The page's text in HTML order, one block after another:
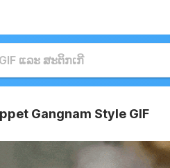
Gangnam Style GIF